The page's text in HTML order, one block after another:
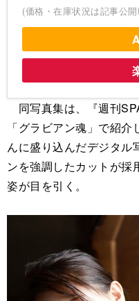
(価格・在庫状況は記事公
同写真集は、『週刊
「グラビアン魂」で紹
んに盛り込んだデジタル
ンを強調したカットが採
姿が目を引く。